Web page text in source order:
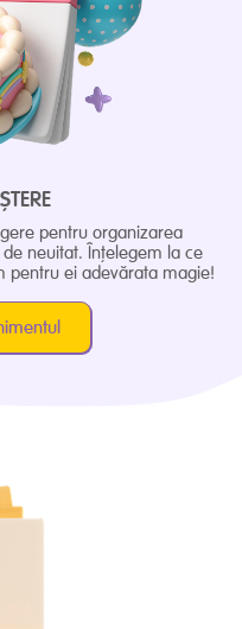
pentru organizarea
neuitat. Înțelegem la ce
pentru ei adevărata magie!